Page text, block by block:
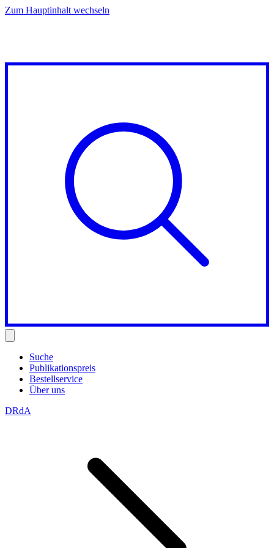
Zum Hauptinhalt wechseln
Suche
Publikationspreis
Bestellservice
Über uns
DRdA